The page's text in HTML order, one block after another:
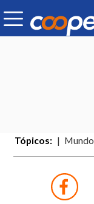
Tópicos: Mundo